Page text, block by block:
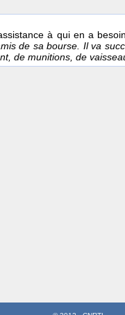
à qui en a
de sa bourse. Il va
de munitions, de